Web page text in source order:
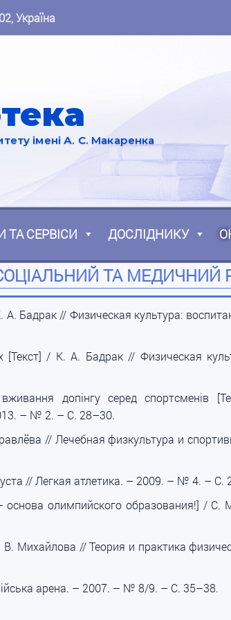
Україна
імені А. С. Макаренка
ТА СЕРВІСИ ДОСЛІДНИКУ
ТА МЕДИЧНИЙ
Бадрак // Физическая культура:
/ К. А. Бадрак // Физическая
допінгу серед спортсменів
– № 2. – С. 28–30.
// Лечебная физкультура и
// Легкая атлетика. – 2009. – № 4. – С.
олимпийского образования!] / С.
Михайлова // Теория и практика
арена. – 2007. – № 8/9. – С. 35–38.